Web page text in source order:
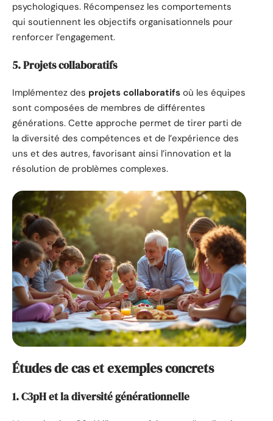
psychologiques. Récompensez les comportements
qui soutiennent les objectifs organisationnels pour
renforcer l’engagement.
5. Projets collaboratifs
Implémentez des projets collaboratifs où les équipes
sont composées de membres de différentes
générations. Cette approche permet de tirer parti de
la diversité des compétences et de l’expérience des
uns et des autres, favorisant ainsi l’innovation et la
résolution de problèmes complexes.
Études de cas et exemples concrets
1. C3pH et la diversité générationnelle